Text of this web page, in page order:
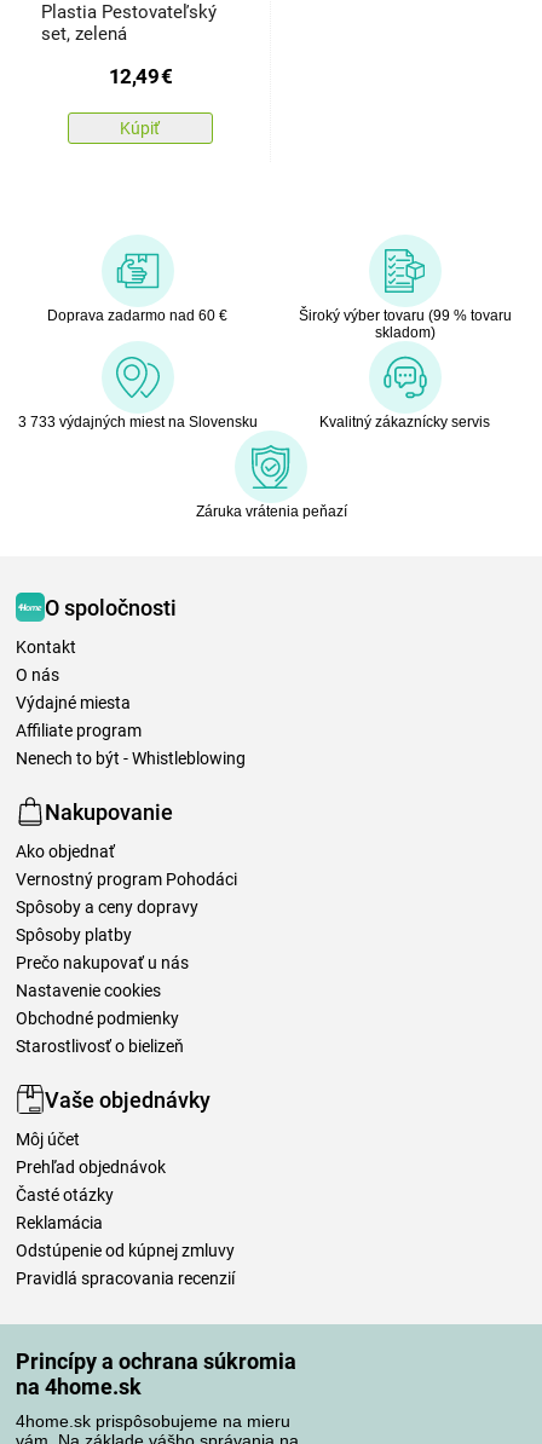
Princípy a ochrana súkromia
na 4home.sk
4home.sk prispôsobujeme na mieru
Plastia Pestovateľský
set, zelená
12,49€
Kúpiť
Doprava zadarmo nad 60 €
Široký výber tovaru (99 % tovaru
skladom)
3 733 výdajných miest na Slovensku Kvalitný zákaznícky servis
Záruka vrátenia peňazí
O spoločnosti
Kontakt
O nás
Výdajné miesta
Affiliate program
Nenech to být - Whistleblowing
Nakupovanie
Ako objednať
Vernostný program Pohodáci
Spôsoby a ceny dopravy
Spôsoby platby
Prečo nakupovať u nás
Nastavenie cookies
Obchodné podmienky
Starostlivosť o bielizeň
Vaše objednávky
Môj účet
Prehľad objednávok
Časté otázky
Reklamácia
Odstúpenie od kúpnej zmluvy
Pravidlá spracovania recenzií
Spôsoby platby